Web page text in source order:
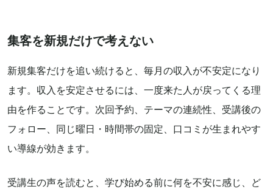
集客を新規だけで考えない
新規集客だけを追い続けると、毎月の収入が不安定になり
ます。収入を安定させるには、一度来た人が戻ってくる理
由を作ることです。次回予約、テーマの連続性、受講後の
フォロー、同じ曜日・時間帯の固定、口コミが生まれやす
い導線が効きます。
受講生の声を読むと、学び始める前に何を不安に感じ、ど